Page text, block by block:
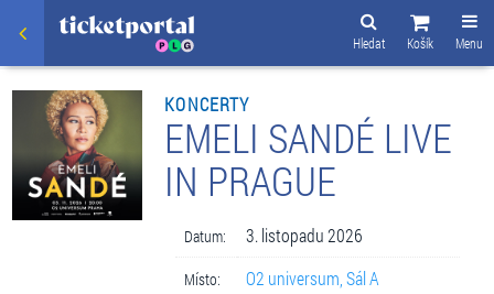
Menu
Košík
Hledat
KONCERTY
EMELI SANDÉ LIVE
IN PRAGUE
Datum: 3. listopadu 2026
Místo: O2 universum, Sál A